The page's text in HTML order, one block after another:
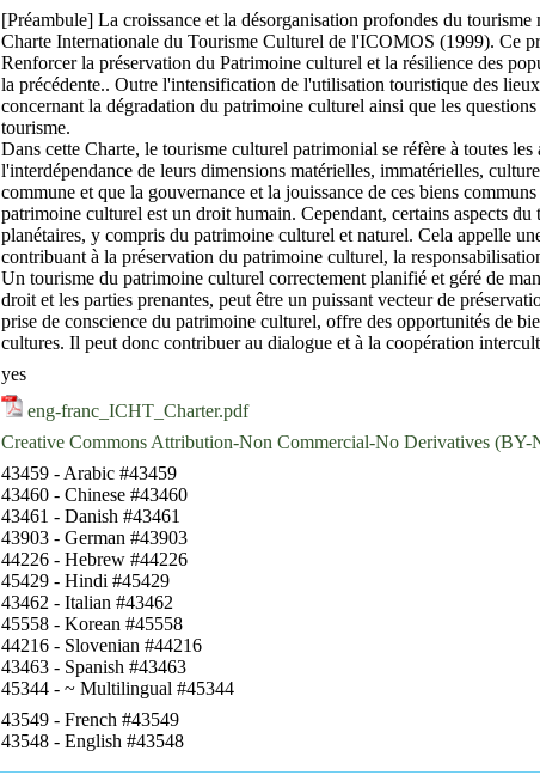
[Préambule] La croissance et la désorganisation profondes du
Charte Internationale du Tourisme Culturel de l'ICOMOS (1999). Ce
Renforcer la préservation du Patrimoine culturel et la résilience des
la précédente.. Outre l'intensification de l'utilisation touristique des
concernant la dégradation du patrimoine culturel ainsi que les
tourisme.
Dans cette Charte, le tourisme culturel patrimonial se réfère à toutes
l'interdépendance de leurs dimensions matérielles, immatérielles,
commune et que la gouvernance et la jouissance de ces biens
patrimoine culturel est un droit humain. Cependant, certains aspects
planétaires, y compris du patrimoine culturel et naturel. Cela appelle
contribuant à la préservation du patrimoine culturel, la
Un tourisme du patrimoine culturel correctement planifié et géré de
droit et les parties prenantes, peut être un puissant vecteur de
prise de conscience du patrimoine culturel, offre des opportunités de
cultures. Il peut donc contribuer au dialogue et à la coopération
yes
eng-franc_ICHT_Charter.pdf
Creative Commons Attribution-Non Commercial-No Derivatives
43459 - Arabic #43459
43460 - Chinese #43460
43461 - Danish #43461
43903 - German #43903
44226 - Hebrew #44226
45429 - Hindi #45429
43462 - Italian #43462
45558 - Korean #45558
44216 - Slovenian #44216
43463 - Spanish #43463
45344 - ~ Multilingual #45344
43549 - French #43549
43548 - English #43548